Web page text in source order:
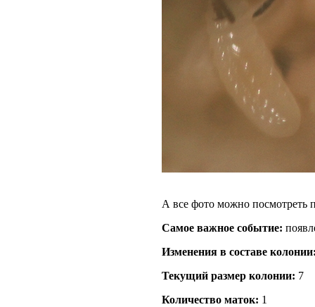
А все фото можно посмотреть
Самое важное событие:
Изменения в составе
Текущий размер кoлонии: 7
Количество маток: 1